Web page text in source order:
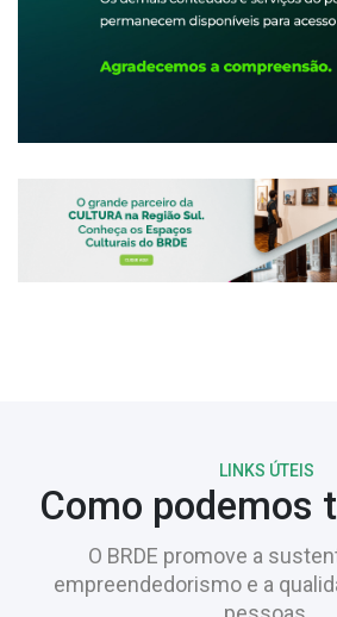
LINKS ÚTEIS
Como podemos
O BRDE promove a
empreendedorismo e a